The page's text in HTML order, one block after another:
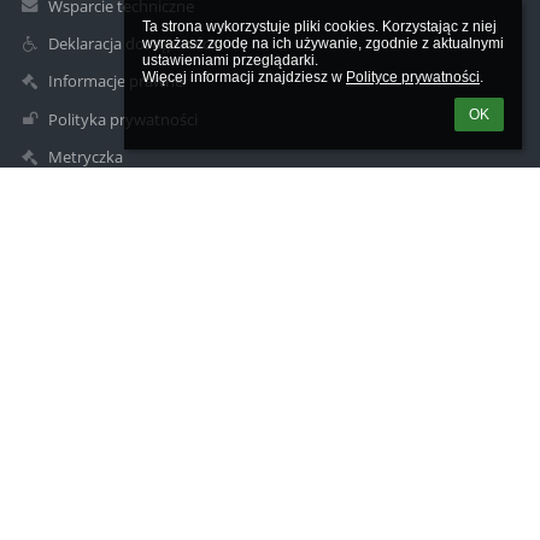
Ta strona wykorzystuje pliki cookies. Korzystając z niej
wyrażasz zgodę na ich używanie, zgodnie z aktualnymi
ustawieniami przeglądarki.
Więcej informacji znajdziesz w Polityce prywatności.
OK
Wsparcie techniczne
Deklaracja dostępności
Informacje prawne
Polityka prywatności
Metryczka